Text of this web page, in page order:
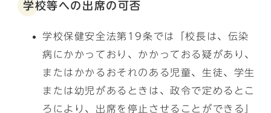
学校等への出席の可否
学校保健安全法第19条では「校長は、伝染
病にかかっており、かかっておる疑があり、
またはかかるおそれのある児童、生徒、学生
または幼児があるときは、政令で定めるとこ
ろにより、出席を停止させることができる」